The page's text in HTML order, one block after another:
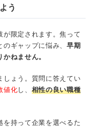
う
が限定されます。焦って
ギャップに悩み、 早期
ねません。
しょう。質問に答えてい
値化し、 相性の良い職種
を持って企業を選べるた